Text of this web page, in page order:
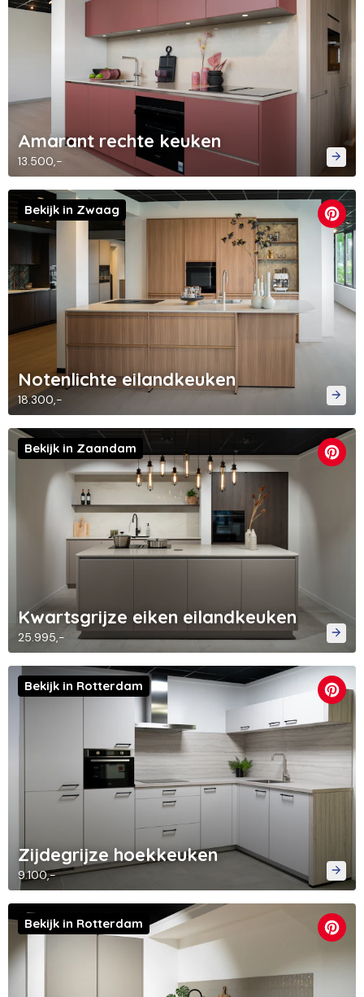
Amarant rechte keuken
13.500,-
Notenlichte eilandkeuken
18.300,-
Bekijk in Zwaag
Kwartsgrijze eiken eilandkeuken
25.995,-
Bekijk in Zaandam
Zijdegrijze hoekkeuken
9.100,-
Bekijk in Rotterdam
Bekijk in Rotterdam